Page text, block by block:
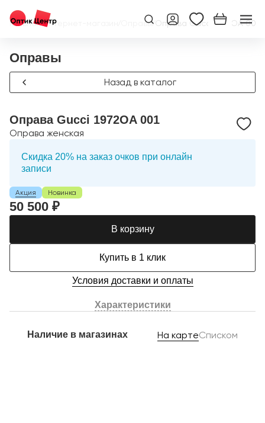
Главная/Интернет-магазин Оправы/Оправа Gucci 1972OA 001
Оправы
Назад в каталог
Оправа Gucci 1972OA 001
Оправа женская
Скидка 20% на заказ очков при онлайн
записи
Акция Новинка
50 500 ₽
В корзину
Купить в 1 клик
Условия доставки и оплаты
Характеристики
Наличие в магазинах На картеСписком